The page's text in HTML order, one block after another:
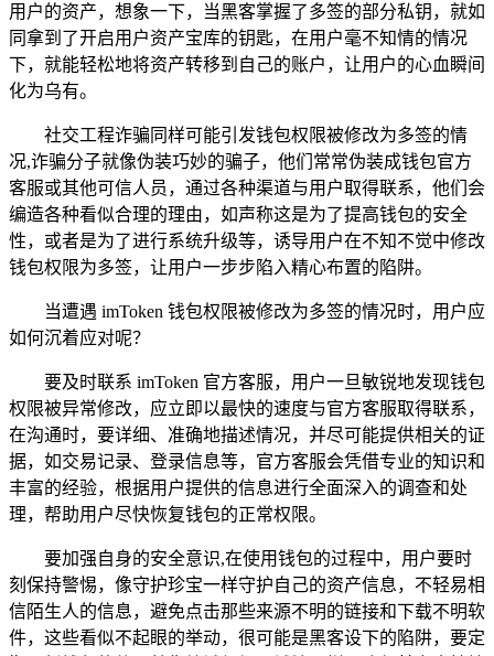
用户的资产，想象一下，当黑客掌握了多签的部分私钥，就如
同拿到了开启用户资产宝库的钥匙，在用户毫不知情的情况
下，就能轻松地将资产转移到自己的账户，让用户的心血瞬间
化为乌有。
社交工程诈骗同样可能引发钱包权限被修改为多签的情
况,诈骗分子就像伪装巧妙的骗子，他们常常伪装成钱包官方
客服或其他可信人员，通过各种渠道与用户取得联系，他们会
编造各种看似合理的理由，如声称这是为了提高钱包的安全
性，或者是为了进行系统升级等，诱导用户在不知不觉中修改
钱包权限为多签，让用户一步步陷入精心布置的陷阱。
当遭遇 imToken 钱包权限被修改为多签的情况时，用户应
如何沉着应对呢？
要及时联系 imToken 官方客服，用户一旦敏锐地发现钱包
权限被异常修改，应立即以最快的速度与官方客服取得联系，
在沟通时，要详细、准确地描述情况，并尽可能提供相关的证
据，如交易记录、登录信息等，官方客服会凭借专业的知识和
丰富的经验，根据用户提供的信息进行全面深入的调查和处
理，帮助用户尽快恢复钱包的正常权限。
要加强自身的安全意识,在使用钱包的过程中，用户要时
刻保持警惕，像守护珍宝一样守护自己的资产信息，不轻易相
信陌生人的信息，避免点击那些来源不明的链接和下载不明软
件，这些看似不起眼的举动，很可能是黑客设下的陷阱，要定